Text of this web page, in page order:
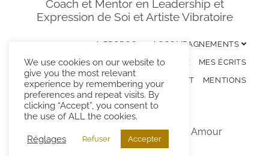
Coach et Mentor en Leadership et
Expression de Soi et Artiste Vibratoire
A PROPOS
ACCOMPAGNEMENTS
LES ÉVÉNEMENTS
ART VIBRATOIRE
MES ÉCRITS
CONTACT
MENTIONS
© 2026 – Mathilde Rebérat avec Amour
We use cookies on our website to
give you the most relevant
experience by remembering your
preferences and repeat visits. By
clicking “Accept”, you consent to
the use of ALL the cookies.
Réglages Refuser Accepter